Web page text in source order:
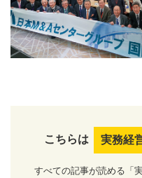
こちらは 実務経
すべての記事が読める「